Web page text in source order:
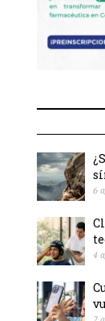
6
4